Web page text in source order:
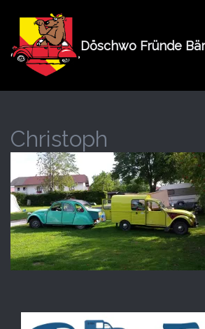
Inhalt
Döschwo Fründe
Christoph